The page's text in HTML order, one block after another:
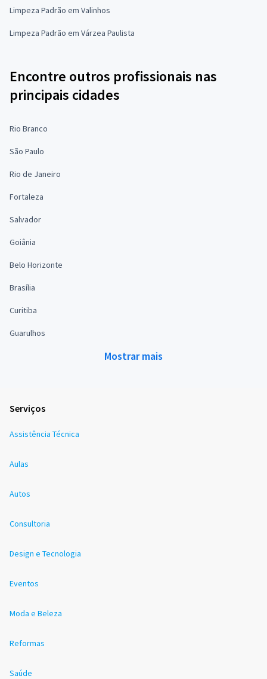
Limpeza Padrão em Valinhos
Limpeza Padrão em Várzea Paulista
Encontre outros profissionais nas
principais cidades
Rio Branco
São Paulo
Rio de Janeiro
Fortaleza
Salvador
Goiânia
Belo Horizonte
Brasília
Curitiba
Guarulhos
Mostrar mais
Serviços
Assistência Técnica
Aulas
Autos
Consultoria
Design e Tecnologia
Eventos
Moda e Beleza
Reformas
Saúde